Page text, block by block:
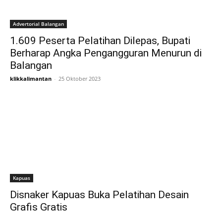
Advertorial Balangan
1.609 Peserta Pelatihan Dilepas, Bupati
Berharap Angka Pengangguran Menurun di
Balangan
klikkalimantan - 25 Oktober 2023
Kapuas
Disnaker Kapuas Buka Pelatihan Desain
Grafis Gratis